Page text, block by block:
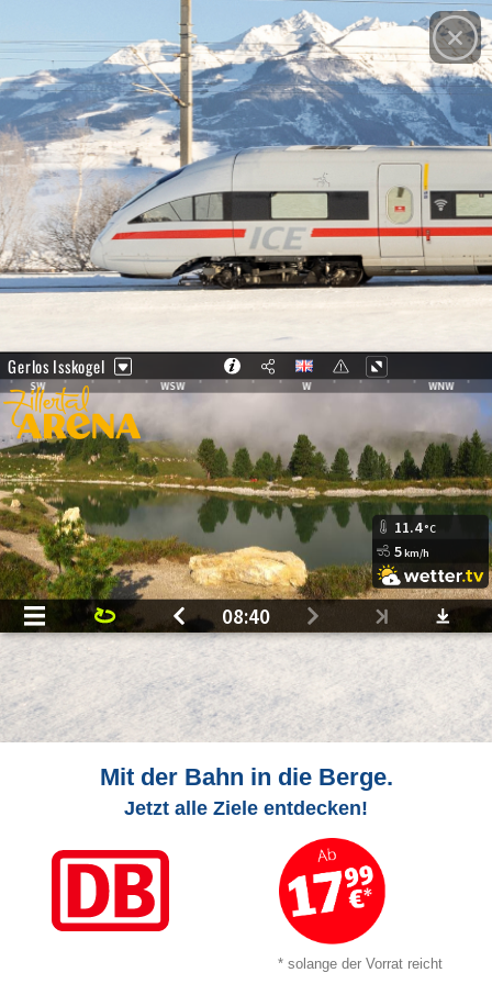
© Zillertal Arena
Mit der Bahn in die Berge.
Jetzt alle Ziele entdecken!
* solange der Vorrat reicht